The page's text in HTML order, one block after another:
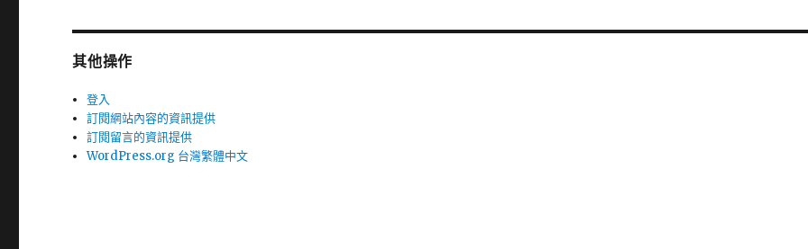
其他操作
登入
訂閱網站內容的資訊提供
訂閱留言的資訊提供
WordPress.org 台灣繁體中文